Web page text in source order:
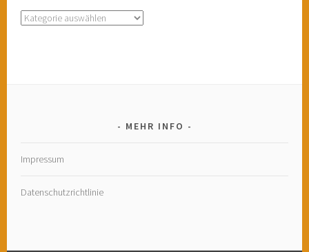
Kategorien
MEHR INFO
Impressum
Datenschutzrichtlinie